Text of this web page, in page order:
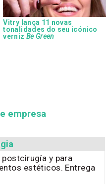
Vitry lança 11 novas
tonalidades do seu icónico
verniz Be Green
empresa
y para
estéticos. Entrega